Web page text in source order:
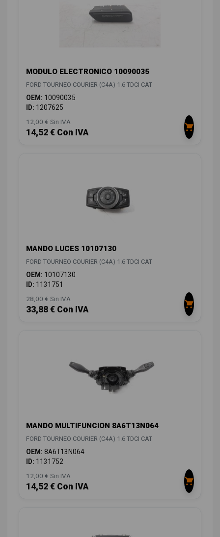
MODULO ELECTRONICO 10090035
FORD TOURNEO COURIER (C4A) 1.6 TDCI CAT
OEM: 10090035
ID: 1207625
12,00 € Sin IVA
14,52 € Con IVA
MANDO LUCES 10107130
FORD TOURNEO COURIER (C4A) 1.6 TDCI CAT
OEM: 10107130
ID: 1131751
28,00 € Sin IVA
33,88 € Con IVA
MANDO MULTIFUNCION 8A6T13N064
FORD TOURNEO COURIER (C4A) 1.6 TDCI CAT
OEM: 8A6T13N064
ID: 1131752
12,00 € Sin IVA
14,52 € Con IVA